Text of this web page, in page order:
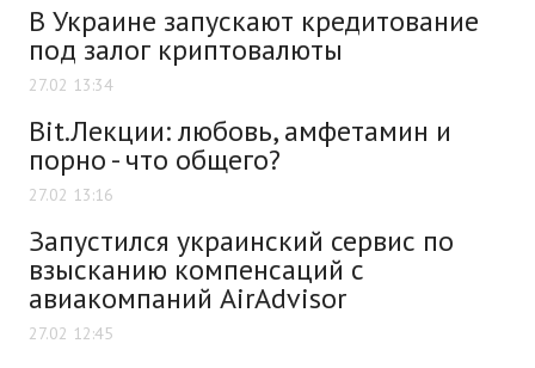
В Украине запускают кредитование
под залог криптовалюты
27.02 13:34
Bit.Лекции: любовь, амфетамин и
порно - что общего?
27.02 13:16
Запустился украинский сервис по
взысканию компенсаций с
авиакомпаний AirAdvisor
27.02 12:45